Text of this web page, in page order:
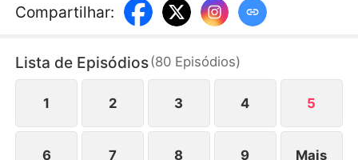
destino no dia do noivado. Dessa vez, Júlia escolhe
se casar com um mendigo, sem saber que ele é o
entendidos surgem, um príncipe e o imperador
acabam se interessando pelas duas irmãs,
complicando ainda mais a situação.
Compartilhar:
Lista de Episódios(80 Episódios)
1 2 3 4 5
6 7 8 9 Mais